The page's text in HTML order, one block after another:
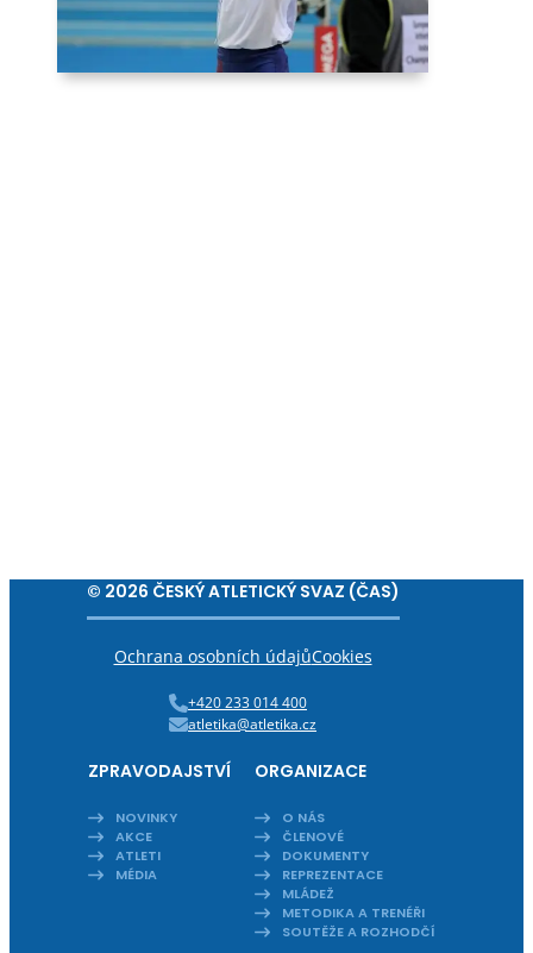
© 2026 ČESKÝ ATLETICKÝ SVAZ (ČAS)
Ochrana osobních údajůCookies
+420 233 014 400
atletika@atletika.cz
ZPRAVODAJSTVÍ
NOVINKY
AKCE
ATLETI
MÉDIA
ORGANIZACE
O NÁS
ČLENOVÉ
DOKUMENTY
REPREZENTACE
MLÁDEŽ
METODIKA A TRENÉŘI
SOUTĚŽE A ROZHODČÍ